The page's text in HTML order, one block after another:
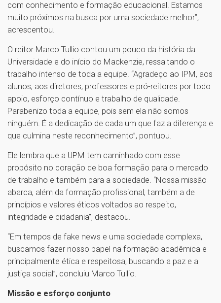
com conhecimento e formação educacional. Estamos
muito próximos na busca por uma sociedade melhor”,
acrescentou.
O reitor Marco Tullio contou um pouco da história da
Universidade e do início do Mackenzie, ressaltando o
trabalho intenso de toda a equipe. “Agradeço ao IPM, aos
alunos, aos diretores, professores e pró-reitores por todo
apoio, esforço contínuo e trabalho de qualidade.
Parabenizo toda a equipe, pois sem ela não somos
ninguém. É a dedicação de cada um que faz a diferença e
que culmina neste reconhecimento”, pontuou.
Ele lembra que a UPM tem caminhado com esse
propósito no coração de boa formação para o mercado
de trabalho e também para a sociedade. “Nossa missão
abarca, além da formação profissional, também a de
princípios e valores éticos voltados ao respeito,
integridade e cidadania”, destacou.
“Em tempos de fake news e uma sociedade complexa,
buscamos fazer nosso papel na formação acadêmica e
principalmente ética e respeitosa, buscando a paz e a
justiça social”, concluiu Marco Tullio.
Missão e esforço conjunto